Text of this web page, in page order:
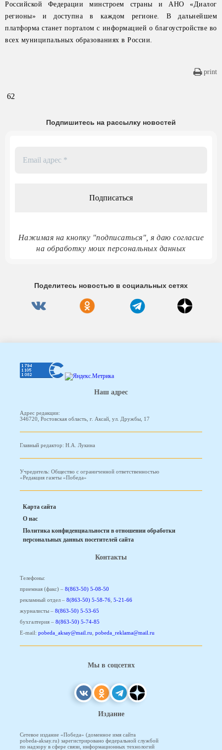
Российской Федерации минстроем страны и АНО «Диалог
регионы» и доступна в каждом регионе. В дальнейшем
платформа станет порталом с информацией о благоустройстве во
всех муниципальных образованиях в России.
print
62
Подпишитесь на рассылку новостей
Нажимая на кнопку "подписаться", я даю согласие
на обработку моих персональных данных
Поделитесь новостью в социальных сетях
Наш адрес
Адрес редакции:
346720, Ростовская область, г. Аксай, ул. Дружбы, 17
Главный редактор: Н.А. Лукина
Учредитель: Общество с ограниченной ответственностью
«Редакция газеты «Победа»
Карта сайта
О нас
Политика конфиденциальности в отношении обработки
персональных данных посетителей сайта
Контакты
Телефоны:
приемная (факс) – 8(863-50) 5-08-50
рекламный отдел – 8(863-50) 5-58-76, 5-21-66
журналисты – 8(863-50) 5-53-65
бухгалтерия – 8(863-50) 5-74-85
E-mail: pobeda_aksay@mail.ru, pobeda_reklama@mail.ru
Мы в соцсетях
Издание
Сетевое издание «Победа» (доменное имя сайта
pobeda-aksay.ru) зарегистрировано федеральной службой
по надзору в сфере связи, информационных технологий